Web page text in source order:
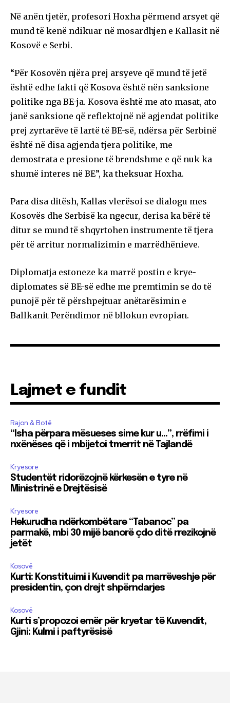
Në anën tjetër, profesori Hoxha përmend arsyet që
mund të kenë ndikuar në mosardhjen e Kallasit në
Kosovë e Serbi.
“Për Kosovën njëra prej arsyeve që mund të jetë
është edhe fakti që Kosova është nën sanksione
politike nga BE-ja. Kosova është me ato masat, ato
janë sanksione që reflektojnë në agjendat politike
prej zyrtarëve të lartë të BE-së, ndërsa për Serbinë
është në disa agjenda tjera politike, me
demostrata e presione të brendshme e që nuk ka
shumë interes në BE”, ka theksuar Hoxha.
Para disa ditësh, Kallas vlerësoi se dialogu mes
Kosovës dhe Serbisë ka ngecur, derisa ka bërë të
ditur se mund të shqyrtohen instrumente të tjera
për të arritur normalizimin e marrëdhënieve.
Diplomatja estoneze ka marrë postin e krye-
diplomates së BE-së edhe me premtimin se do të
punojë për të përshpejtuar anëtarësimin e
Ballkanit Perëndimor në bllokun evropian.
Lajmet e fundit
Rajon & Botë
“Isha përpara mësueses sime kur u…”, rrëfimi i
nxënëses që i mbijetoi tmerrit në Tajlandë
Kryesore
Studentët ridorëzojnë kërkesën e tyre në
Ministrinë e Drejtësisë
Kryesore
Hekurudha ndërkombëtare “Tabanoc” pa
parmakë, mbi 30 mijë banorë çdo ditë rrezikojnë
jetët
Kosovë
Kurti: Konstituimi i Kuvendit pa marrëveshje për
presidentin, çon drejt shpërndarjes
Kosovë
Kurti s’propozoi emër për kryetar të Kuvendit,
Gjini: Kulmi i paftyrësisë